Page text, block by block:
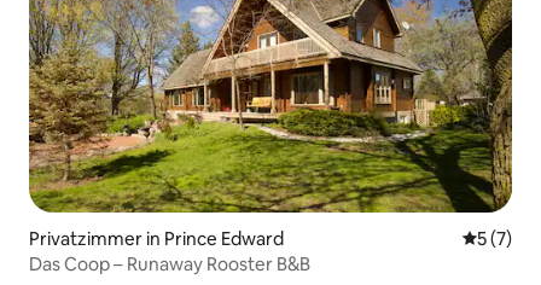
Privatzimmer in Prince Edward
5 (7)
Das Coop – Runaway Rooster B&B